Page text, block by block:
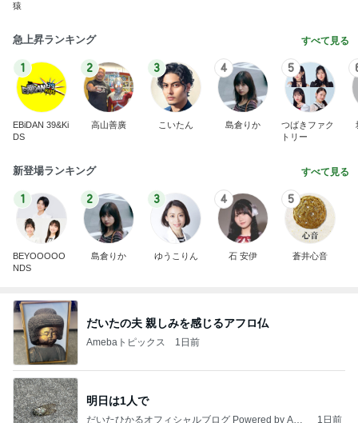
猿
急上昇ランキング すべて見る
1
EBiDAN 39&Ki
DS
2
高山善廣
3
こいたん
4
島倉りか
5
つばきファク
トリー
新登場ランキング すべて見る
1
BEYOOOOO
NDS
2
島倉りか
3
ゆうこりん
4
石 安伊
5
蒼井心音
だいたの夫 親しみを感じるアフロ仏
Amebaトピックス 1日前
明日は1人で
だいたひかるオフィシャルブログ Powered by Ame 1日前